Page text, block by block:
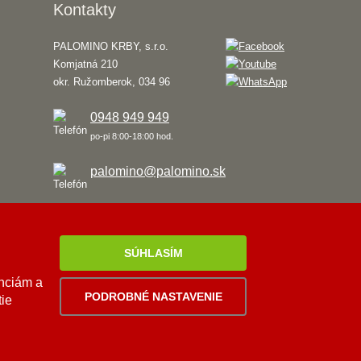
Kontakty
PALOMINO KRBY, s.r.o.
Komjatná 210
okr. Ružomberok, 034 96
0948 949 949
po-pi 8:00-18:00 hod.
palomino@palomino.sk
a
SÚHLASÍM
PODROBNÉ NASTAVENIE